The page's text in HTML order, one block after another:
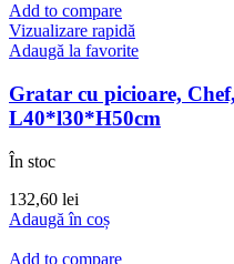
Add to compare
Vizualizare rapidă
Adaugă la favorite
Gratar cu picioare,
L40*l30*H50cm
În stoc
132,60 lei
Adaugă în coș
Add to compare